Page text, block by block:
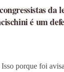
da
é um
porque foi